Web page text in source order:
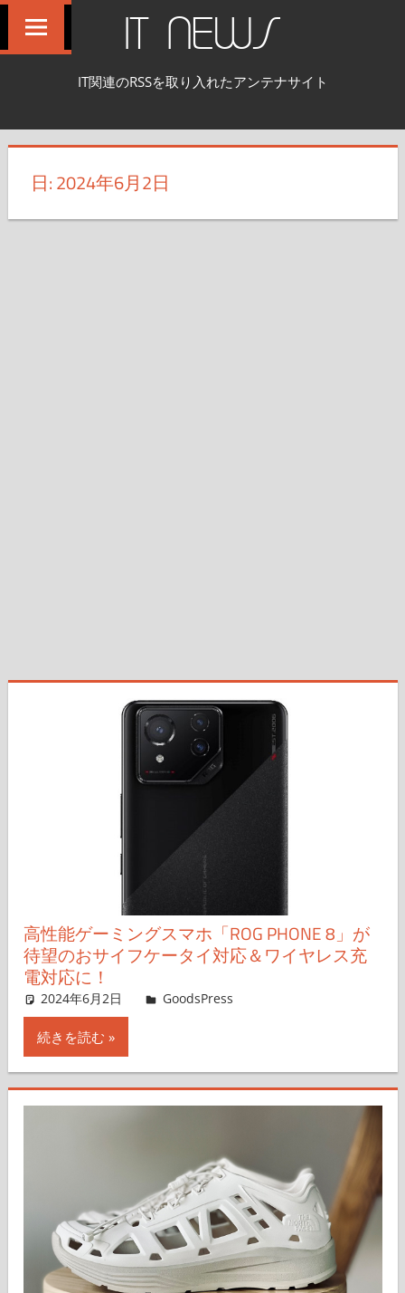
へ
ッ
IT NEWS
IT関連のRSSを取り入れたアンテナサイト
日:2024年6月2日
高性能ゲーミングスマホ「ROG PHONE 8」が
待望のおサイフケータイ対応＆ワイヤレス充
電対応に！
2024年6月2日 ＆GP
GoodsPress
続きを読む